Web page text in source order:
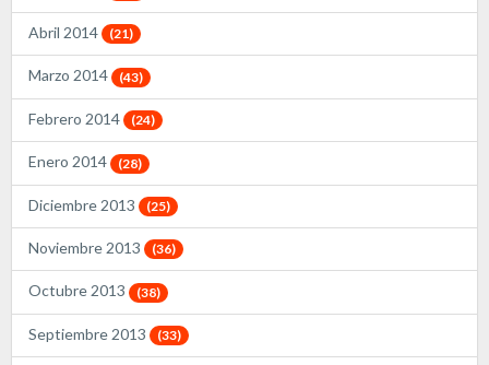
Abril 2014 (21)
Marzo 2014 (43)
Febrero 2014 (24)
Enero 2014 (28)
Diciembre 2013 (25)
Noviembre 2013 (36)
Octubre 2013 (38)
Septiembre 2013 (33)